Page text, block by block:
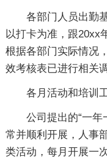
各部门人员出勤
以打卡为准，跟20xx
根据各部门实际情况
效考核表已进行相关
各月活动和培训
公司提出的“一年
常并顺利开展，人事
类活动，每月开展一